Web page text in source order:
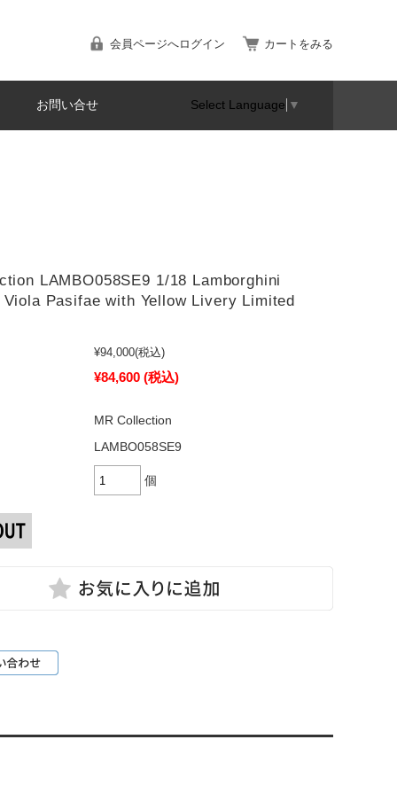
会員ページへログイン カートをみる
お問い合せ Select Language ▼
LAMBO058SE9 1/18 Lamborghini
Viola Pasifae with Yellow Livery Limited
¥94,000(税込)
¥84,600 (税込)
MR Collection
LAMBO058SE9
個